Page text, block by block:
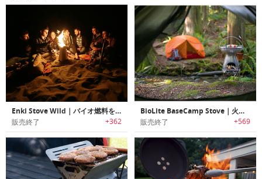
Enki Stove Wild｜バイオ燃料を使用するキャンプストーブ「エンキストーブワイルド」
販売終了 +362
BioLite BaseCamp Stove｜火で発電するコッヘル
販売終了 +569